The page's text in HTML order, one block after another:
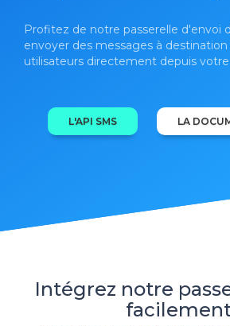
Profitez de notre passerelle d'envoi
envoyer des messages à
utilisateurs directement depuis
L'API SMS LA
Intégrez notre